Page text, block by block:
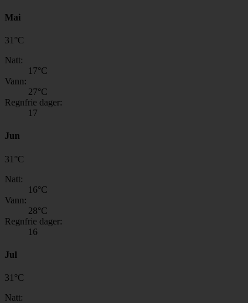
Mai
31 °C
Natt:
17°C
Vann:
27°C
Regnfrie dager:
17
Jun
31 °C
Natt:
16°C
Vann:
28°C
Regnfrie dager:
16
Jul
31 °C
Natt: